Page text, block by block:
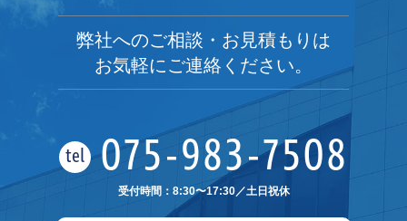
弊社へのご相談・お見積もりは
お気軽にご連絡ください。
tel 075-983-7508
受付時間：8:30〜17:30／土日祝休